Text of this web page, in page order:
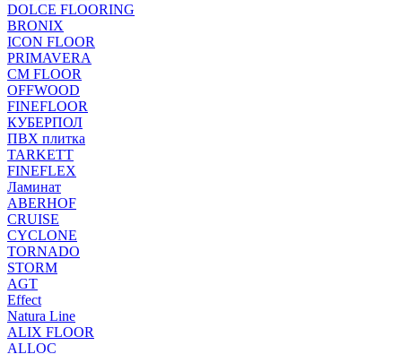
DOLCE FLOORING
BRONIX
ICON FLOOR
PRIMAVERA
CM FLOOR
OFFWOOD
FINEFLOOR
КУБЕРПОЛ
ПВХ плитка
TARKETT
FINEFLEX
Ламинат
ABERHOF
CRUISE
CYCLONE
TORNADO
STORM
AGT
Effect
Natura Line
ALIX FLOOR
ALLOC